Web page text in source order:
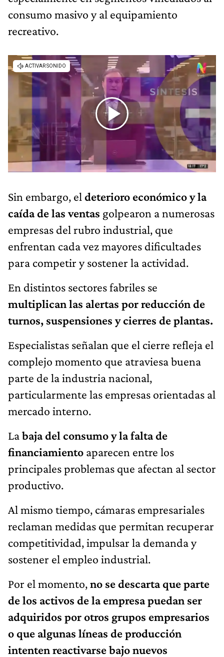
consumo masivo y al equipamiento
recreativo.
Sin embargo, el deterioro económico y la
caída de las ventas golpearon a numerosas
empresas del rubro industrial, que
enfrentan cada vez mayores dificultades
para competir y sostener la actividad.
En distintos sectores fabriles se
multiplican las alertas por reducción de
turnos, suspensiones y cierres de plantas.
Especialistas señalan que el cierre refleja el
complejo momento que atraviesa buena
parte de la industria nacional,
particularmente las empresas orientadas al
mercado interno.
Labaja del consumo y la falta de
financiamiento aparecen entre los
principales problemas que afectan al sector
productivo.
Al mismo tiempo, cámaras empresariales
reclaman medidas que permitan recuperar
competitividad, impulsar la demanda y
sostener el empleo industrial.
Por el momento,no se descarta que parte
de los activos de la empresa puedan ser
adquiridos por otros grupos empresarios
o que algunas líneas de producción
intenten reactivarse bajo nuevos